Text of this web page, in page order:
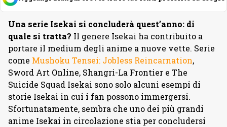
Una serie Isekai si concluderà quest’anno: di
quale si tratta? Il genere Isekai ha contribuito a
portare il medium degli anime a nuove vette. Serie
come Mushoku Tensei: Jobless Reincarnation,
Sword Art Online, Shangri-La Frontier e The
Suicide Squad Isekai sono solo alcuni esempi di
storie Isekai in cui i fan possono immergersi.
Sfortunatamente, sembra che uno dei più grandi
anime Isekai in circolazione stia per concludersi